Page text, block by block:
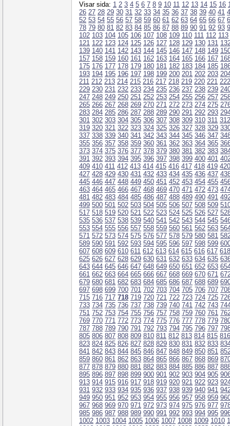
Visar sida: 1 2 3 4 5 6 7 8 9 10 11 12 13 14 15 16
26 27 28 29 30 31 32 33 34 35 36 37 38 39 40 41
52 53 54 55 56 57 58 59 60 61 62 63 64 65 66 67
78 79 80 81 82 83 84 85 86 87 88 89 90 91 92 93
102 103 104 105 106 107 108 109 110 111 112 113
121 122 123 124 125 126 127 128 129 130 131
139 140 141 142 143 144 145 146 147 148 149
157 158 159 160 161 162 163 164 165 166 167
175 176 177 178 179 180 181 182 183 184 185
193 194 195 196 197 198 199 200 201 202 203
211 212 213 214 215 216 217 218 219 220 221 222
229 230 231 232 233 234 235 236 237 238 239
247 248 249 250 251 252 253 254 255 256 257
265 266 267 268 269 270 271 272 273 274 275
283 284 285 286 287 288 289 290 291 292 293
301 302 303 304 305 306 307 308 309 310 311 312
319 320 321 322 323 324 325 326 327 328 329
337 338 339 340 341 342 343 344 345 346 347
355 356 357 358 359 360 361 362 363 364 365
373 374 375 376 377 378 379 380 381 382 383
391 392 393 394 395 396 397 398 399 400 401
409 410 411 412 413 414 415 416 417 418 419 420
427 428 429 430 431 432 433 434 435 436 437
445 446 447 448 449 450 451 452 453 454 455
463 464 465 466 467 468 469 470 471 472 473
481 482 483 484 485 486 487 488 489 490 491
499 500 501 502 503 504 505 506 507 508 509
517 518 519 520 521 522 523 524 525 526 527
535 536 537 538 539 540 541 542 543 544 545
553 554 555 556 557 558 559 560 561 562 563
571 572 573 574 575 576 577 578 579 580 581
589 590 591 592 593 594 595 596 597 598 599
607 608 609 610 611 612 613 614 615 616 617 618
625 626 627 628 629 630 631 632 633 634 635
643 644 645 646 647 648 649 650 651 652 653
661 662 663 664 665 666 667 668 669 670 671
679 680 681 682 683 684 685 686 687 688 689
697 698 699 700 701 702 703 704 705 706 707
715 716 717 718 719 720 721 722 723 724 725
733 734 735 736 737 738 739 740 741 742 743
751 752 753 754 755 756 757 758 759 760 761
769 770 771 772 773 774 775 776 777 778 779
787 788 789 790 791 792 793 794 795 796 797
805 806 807 808 809 810 811 812 813 814 815 816
823 824 825 826 827 828 829 830 831 832 833
841 842 843 844 845 846 847 848 849 850 851
859 860 861 862 863 864 865 866 867 868 869
877 878 879 880 881 882 883 884 885 886 887
895 896 897 898 899 900 901 902 903 904 905
913 914 915 916 917 918 919 920 921 922 923
931 932 933 934 935 936 937 938 939 940 941
949 950 951 952 953 954 955 956 957 958 959
967 968 969 970 971 972 973 974 975 976 977
985 986 987 988 989 990 991 992 993 994 995
1002 1003 1004 1005 1006 1007 1008 1009 1010